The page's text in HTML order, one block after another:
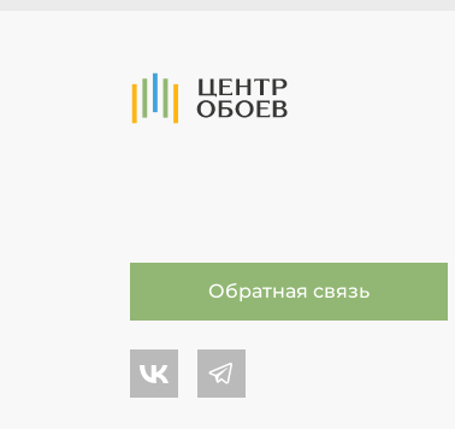
На Главную
Обратная связь
Центр обоев во Вконтакте
Центр обоев в Телеграме